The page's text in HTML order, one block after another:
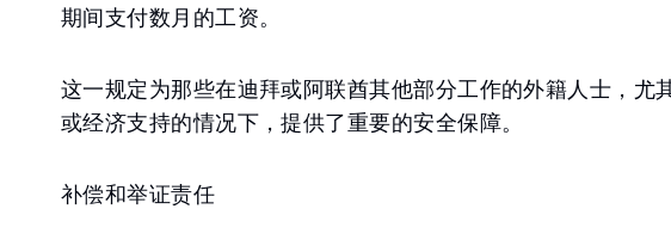
期间支付数月的工资。
这一规定为那些在迪拜或阿联酋其他部分工作的外籍人士，尤
或经济支持的情况下，提供了重要的安全保障。
补偿和举证责任